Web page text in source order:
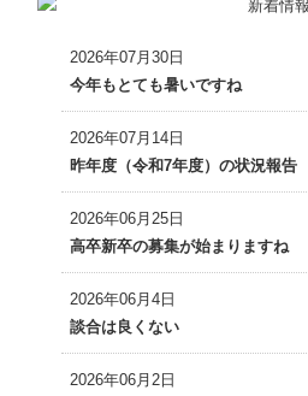
2026年07月30日
今年もとても暑いですね
2026年07月14日
昨年度（令和7年度）の状況報告
2026年06月25日
高卒新卒の募集が始まりますね
2026年06月4日
談合は良くない
2026年06月2日